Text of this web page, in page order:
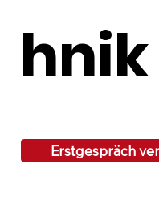
hnik
Erstgespräch